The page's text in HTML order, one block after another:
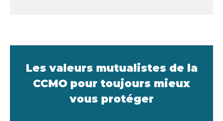
Les valeurs mutualistes de la
CCMO pour toujours mieux
vous protéger